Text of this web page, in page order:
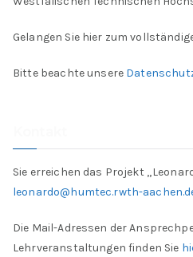
Gelangen Sie hier zum
Bitte beachte unsere
Sie erreichen das Projekt
leonardo@humtec.rwth-
Die Mail-Adressen der
Lehrveranstaltungen finden Sie